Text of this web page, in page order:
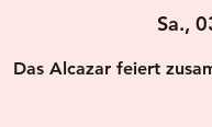
Sa.,
Das Alcazar feiert